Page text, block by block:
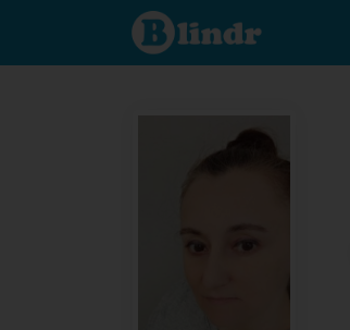
Poznej co je
pod maskou.
Seznamovací